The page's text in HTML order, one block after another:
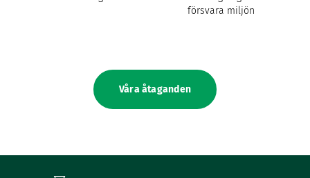
försvara miljön
Våra åtaganden